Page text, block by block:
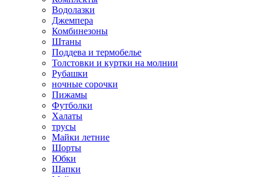
Водолазки
Джемпера
Комбинезоны
Штаны
Поддева и термобелье
Толстовки и куртки на молнии
Рубашки
ночные сорочки
Пижамы
Футболки
Халаты
трусы
Майки летние
Шорты
Юбки
Шапки